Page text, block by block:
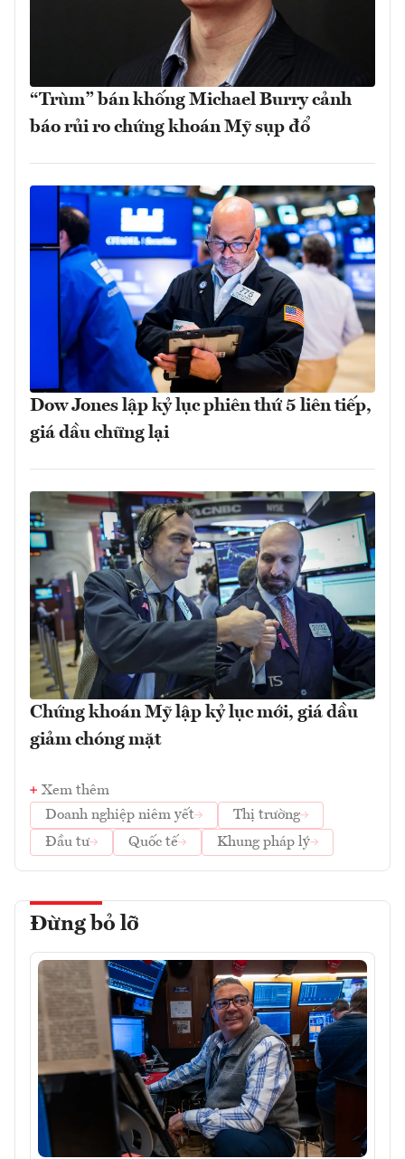
“Trùm” bán khống Michael Burry cảnh
báo rủi ro chứng khoán Mỹ sụp đổ
Dow Jones lập kỷ lục phiên thứ 5 liên tiếp,
giá dầu chững lại
Chứng khoán Mỹ lập kỷ lục mới, giá dầu
giảm chóng mặt
Xem thêm
Doanh nghiệp niêm yết
Thị trường
Đầu tư
Quốc tế Khung pháp lý
Đừng bỏ lỡ